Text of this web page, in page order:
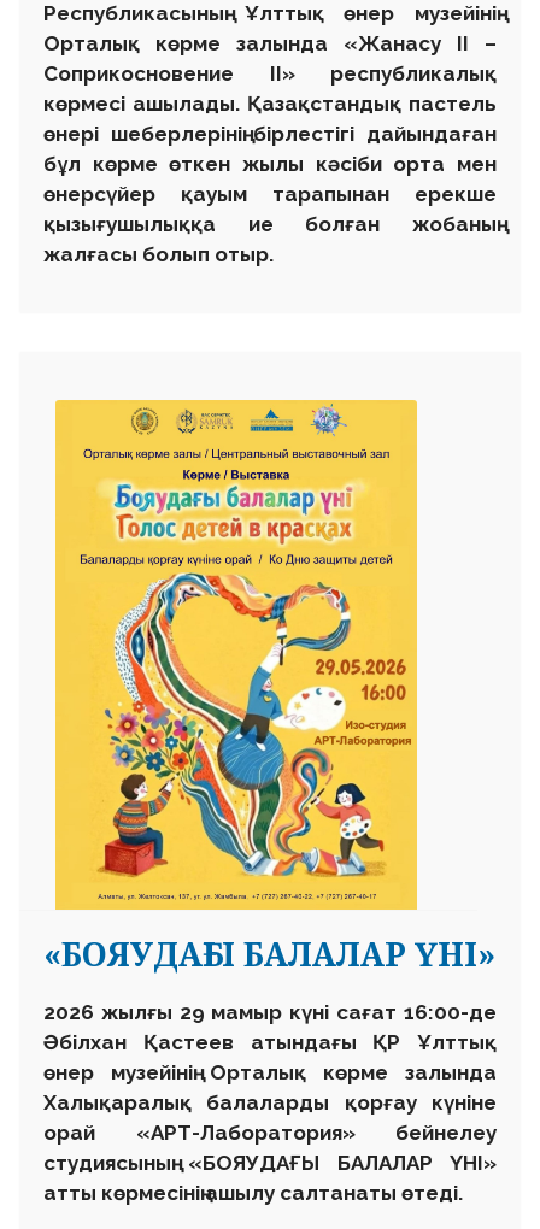
Республикасының Ұлттық өнер музейінің
Орталық көрме залында «Жанасу II –
Соприкосновение II» республикалық
көрмесі ашылады. Қазақстандық пастель
өнері шеберлерінің бірлестігі дайындаған
бұл көрме өткен жылы кәсіби орта мен
өнерсүйер қауым тарапынан ерекше
қызығушылыққа ие болған жобаның
жалғасы болып отыр.
«БОЯУДАҒЫ БАЛАЛАР ҮНІ»
2026 жылғы 29 мамыр күні сағат 16:00-де
Әбілхан Қастеев атындағы ҚР Ұлттық
өнер музейінің Орталық көрме залында
Халықаралық балаларды қорғау күніне
орай «АРТ-Лаборатория» бейнелеу
студиясының «БОЯУДАҒЫ БАЛАЛАР ҮНІ»
атты көрмесінің ашылу салтанаты өтеді.